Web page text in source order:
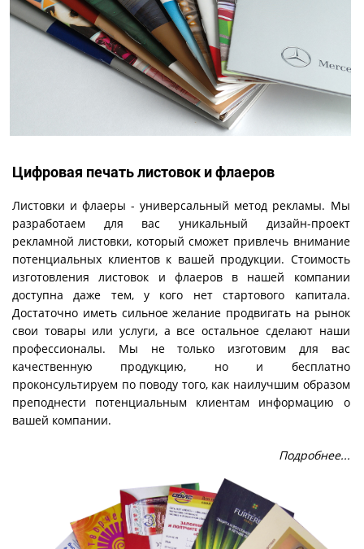
Цифровая печать листовок и флаеров
Листовки и флаеры - универсальный метод рекламы. Мы
разработаем для вас уникальный дизайн-проект
рекламной листовки, который сможет привлечь внимание
потенциальных клиентов к вашей продукции. Стоимость
изготовления листовок и флаеров в нашей компании
доступна даже тем, у кого нет стартового капитала.
Достаточно иметь сильное желание продвигать на рынок
свои товары или услуги, а все остальное сделают наши
профессионалы. Мы не только изготовим для вас
качественную продукцию, но и бесплатно
проконсультируем по поводу того, как наилучшим образом
преподнести потенциальным клиентам информацию о
вашей компании.
Подробнее...